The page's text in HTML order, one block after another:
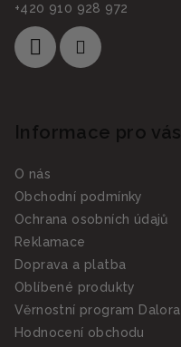
+420 910 928 972
Informace pro vás
O nás
Obchodní podmínky
Ochrana osobních údajů
Reklamace
Doprava a platba
Oblíbené produkty
Věrnostní program Dalora
Hodnocení obchodu